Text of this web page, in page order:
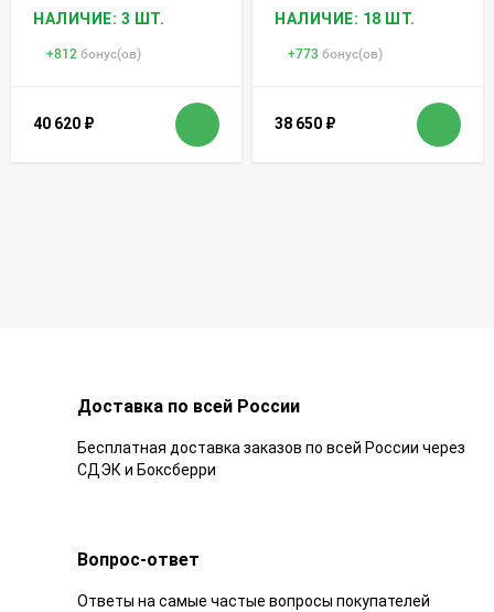
НАЛИЧИЕ: 3 ШТ.
+812 бонус(ов)
40 620 ₽
НАЛИЧИЕ: 18 ШТ.
+773 бонус(ов)
38 650 ₽
Доставка по всей России
Бесплатная доставка заказов по всей России через
СДЭК и Боксберри
Вопрос-ответ
Ответы на самые частые вопросы покупателей